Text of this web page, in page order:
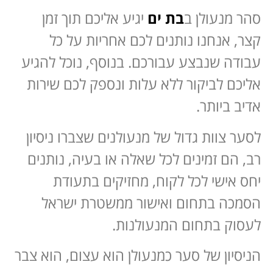
סהר מנעולן ב בת יםיגיע אליכם תוך זמן
קצר, אנחנו נותנים לכם אחריות על כל
עבודה שנבצע עבורכם. בנוסף, נוכל להגיע
אליכם לביקור ללא עלות ונספק לכם שירות
אדיב ביותר.
לסער צוות גדול של מנעולנים שצברו ניסיון
רב, הם זמינים לכל שאלה או בעיה, נותנים
יחס אישי לכל לקוח, מחזיקים בתעודת
הסמכה בתחום ואישור ממשטרת ישראל
לעסוק בתחום המנעולנות.
הניסיון של סער כמנעולן הוא עצום, הוא צבר